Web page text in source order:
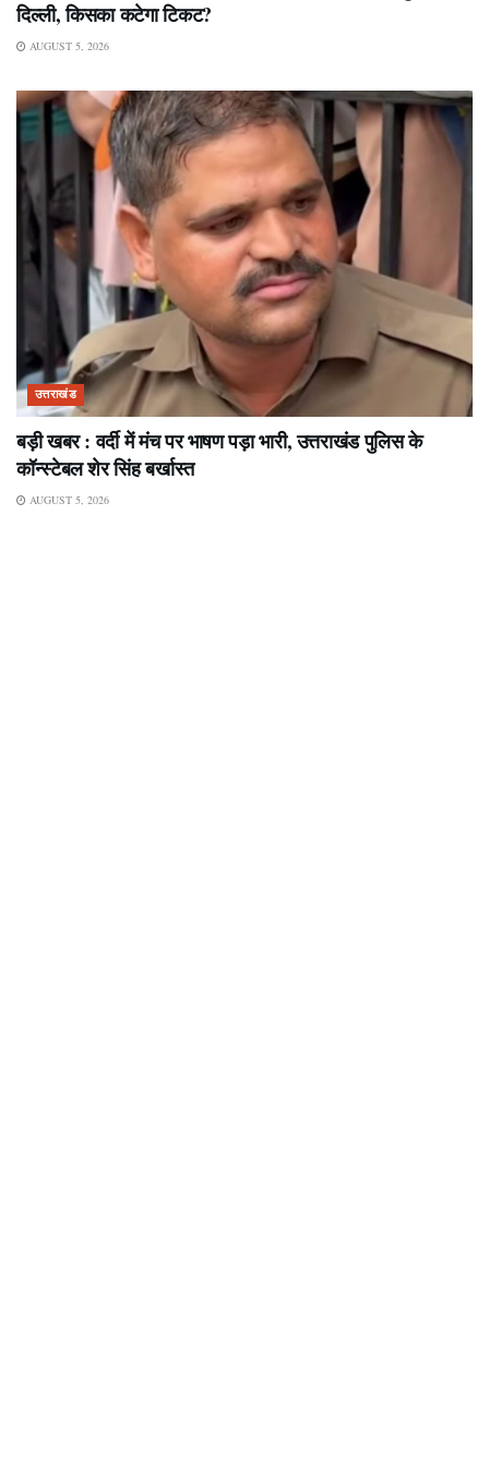
दिल्ली, किसका कटेगा टिकट?
AUGUST 5, 2026
उत्तराखंड
बड़ी खबर : वर्दी में मंच पर भाषण पड़ा भारी, उत्तराखंड पुलिस के
कॉन्स्टेबल शेर सिंह बर्खास्त
AUGUST 5, 2026